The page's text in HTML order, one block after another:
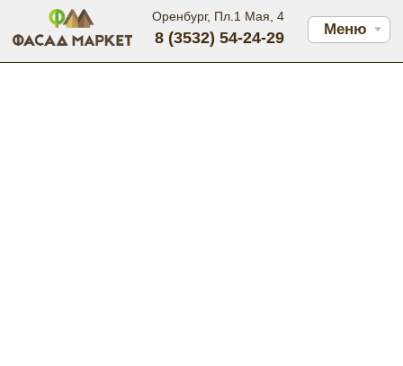
Меню
Оренбург, Пл.1 Мая, 4
8 (3532) 54-24-29